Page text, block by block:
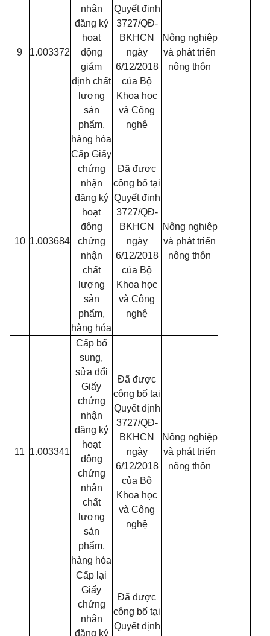
9 1.003372
nhận
đăng ký
hoạt
động
giám
định chất
lượng
sản
phẩm,
hàng hóa
Quyết định
3727/QĐ-
BKHCN
ngày
6/12/2018
của Bộ
Khoa học
và Công
nghệ
Nông nghiệp
và phát triển
nông thôn
10 1.003684
Cấp Giấy
chứng
nhận
đăng ký
hoạt
động
chứng
nhận
chất
lượng
sản
phẩm,
hàng hóa
Đã được
công bố tại
Quyết định
3727/QĐ-
BKHCN
ngày
6/12/2018
của Bộ
Khoa học
và Công
nghệ
Nông nghiệp
và phát triển
nông thôn
11 1.003341
Cấp bổ
sung,
sửa đổi
Giấy
chứng
nhận
đăng ký
hoạt
động
chứng
nhận
chất
lượng
sản
phẩm,
hàng hóa
Đã được
công bố tại
Quyết định
3727/QĐ-
BKHCN
ngày
6/12/2018
của Bộ
Khoa học
và Công
nghệ
Nông nghiệp
và phát triển
nông thôn
Cấp lại
Giấy
chứng
nhận
đăng ký
Đã được
công bố tại
Quyết định